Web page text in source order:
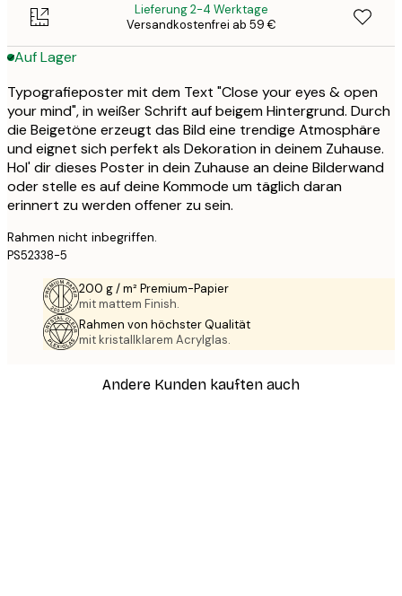
Lieferung 2-4 Werktage
Versandkostenfrei ab 59 €
Auf Lager
Typografieposter mit dem Text "Close your eyes & open
your mind", in weißer Schrift auf beigem Hintergrund. Durch
die Beigetöne erzeugt das Bild eine trendige Atmosphäre
und eignet sich perfekt als Dekoration in deinem Zuhause.
Hol' dir dieses Poster in dein Zuhause an deine Bilderwand
oder stelle es auf deine Kommode um täglich daran
erinnert zu werden offener zu sein.
Rahmen nicht inbegriffen.
PS52338-5
200 g / m² Premium-Papier
mit mattem Finish.
Rahmen von höchster Qualität
mit kristallklarem Acrylglas.
Andere Kunden kauften auch